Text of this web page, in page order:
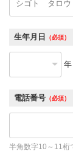
生年月日 （必須）
年
電話番号 （必須）
半角数字10～11桁